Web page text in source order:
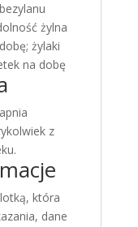
żylna
żylaki
na dobę
z
która
dane